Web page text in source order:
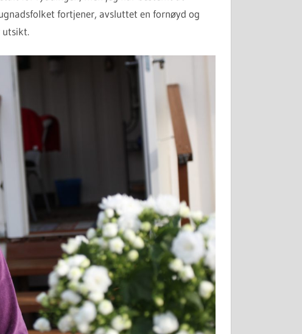
fortjener, avsluttet en fornøyd og
utsikt.